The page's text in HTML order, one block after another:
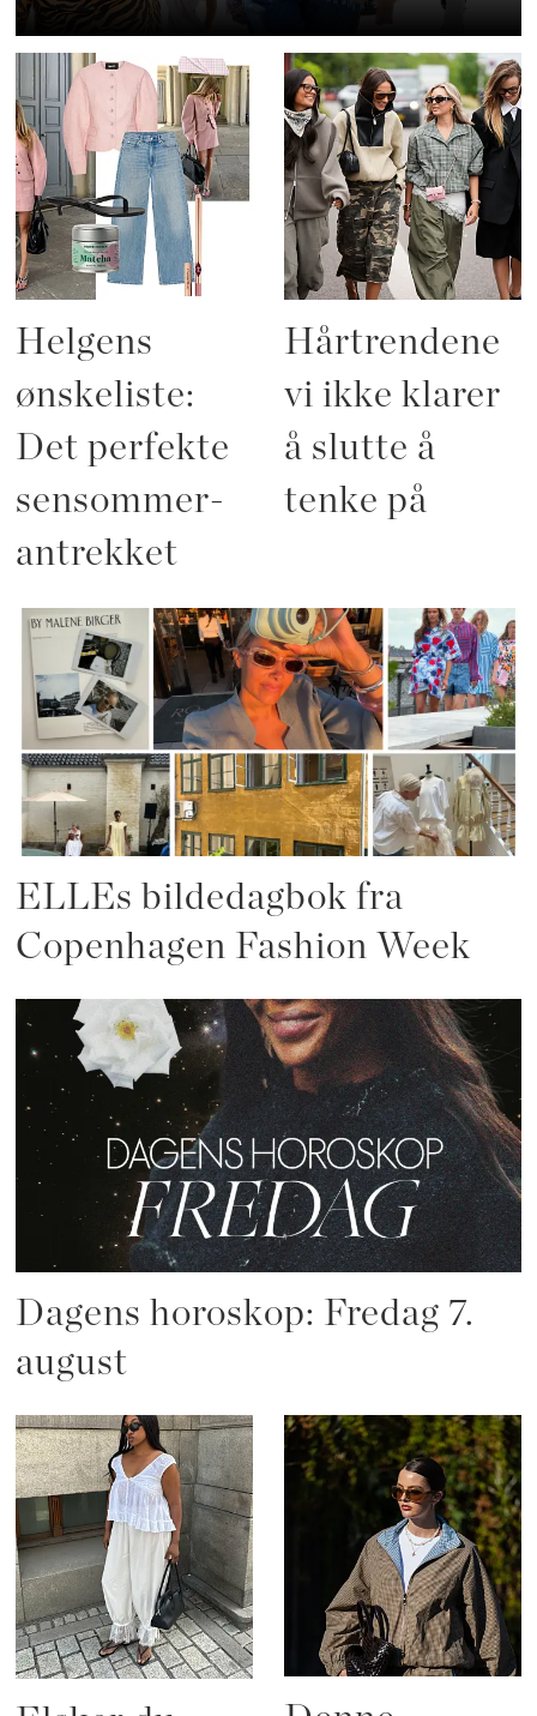
Helgens
ønskeliste:
Det perfekte
sensommer-
antrekket
Hårtrendene
vi ikke klarer
å slutte å
tenke på
ELLEs bildedagbok fra
Copenhagen Fashion Week
Dagens horoskop: Fredag 7.
august